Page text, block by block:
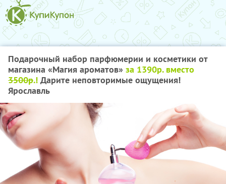
Подарочный набор парфюмерии и косметики от
магазина «Магия ароматов» за 1390р. вместо
3500р.! Дарите неповторимые ощущения!
Ярославль